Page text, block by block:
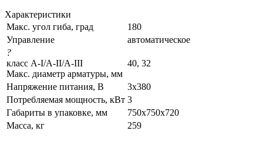
Характеристики
Макс. угол гиба, град
180
Управление
автоматическое
?
класс A-I/A-II/A-III
Макс. диаметр арматуры, мм
40, 32
Напряжение питания, В
3x380
Потребляемая мощность, кВт 3
Габариты в упаковке, мм
750х750х720
Масса, кг
259